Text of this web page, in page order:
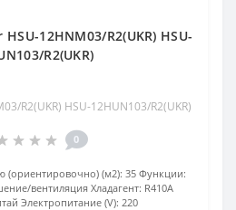
12HNM03/R2(UKR) HSU-
R2(UKR)
R2(UKR) HSU-12HUN103/R2(UKR)
0
(м2): 35 Функции:
вентиляция Хладагент: R410А
Электропитание (V): 220